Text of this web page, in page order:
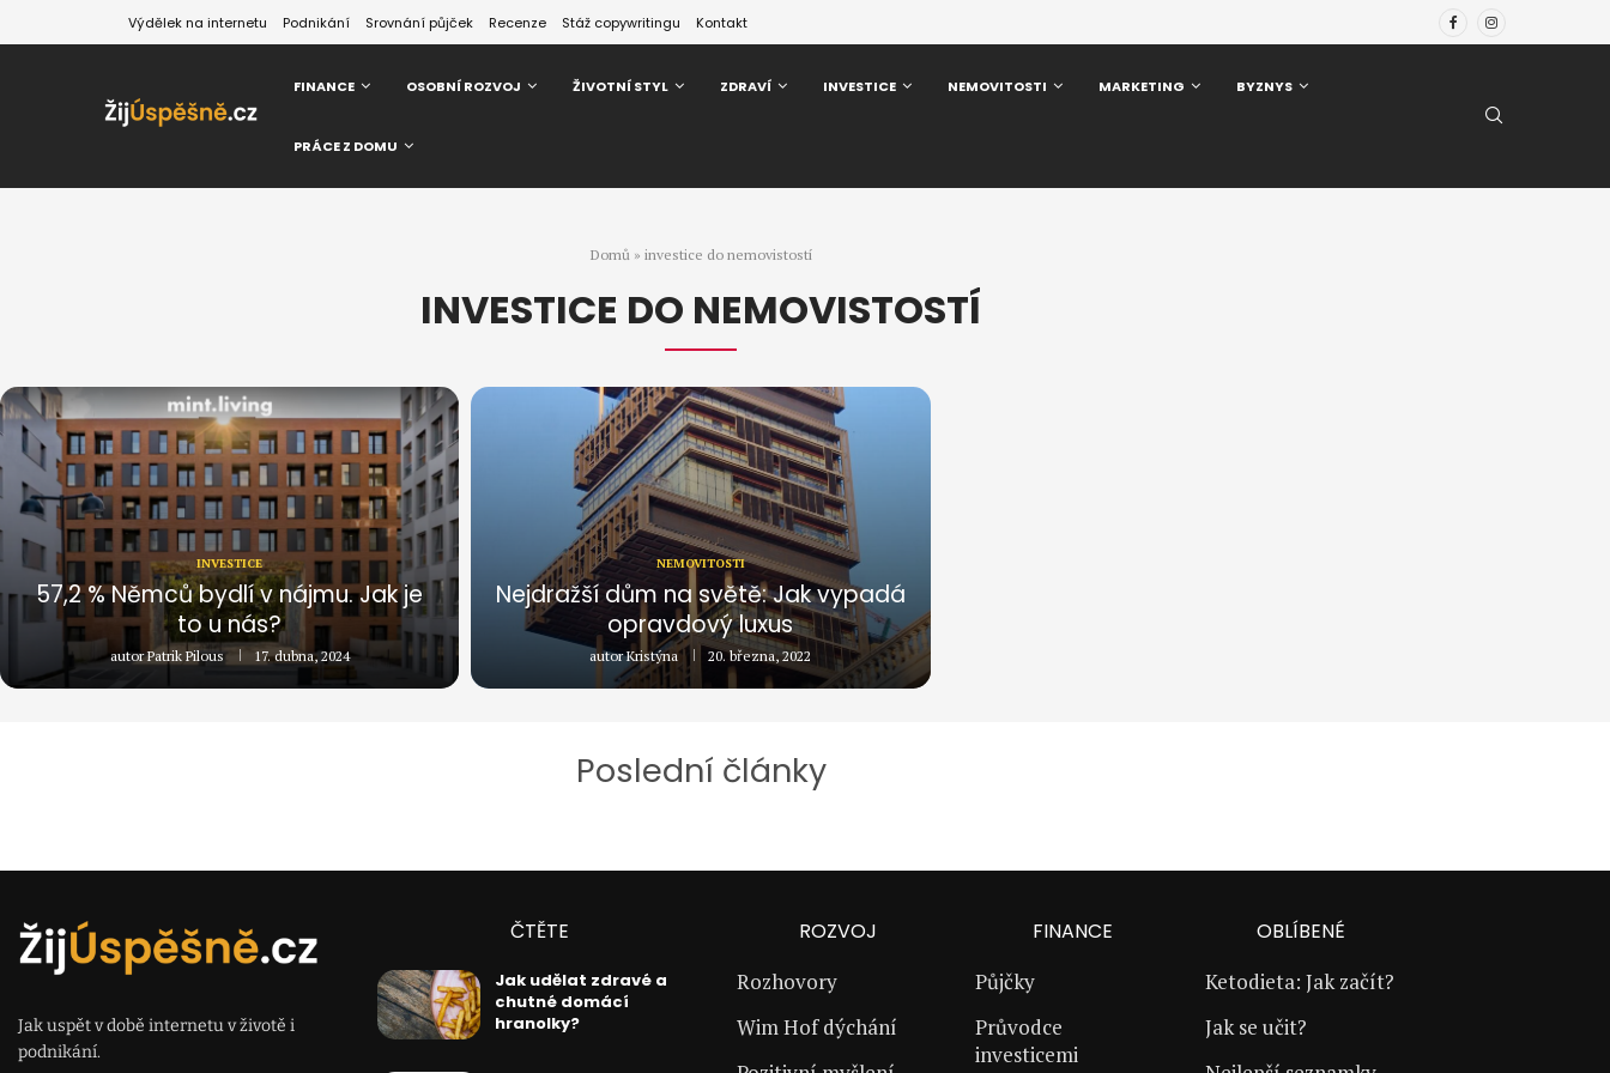
Výdělek na internetu Podnikání Srovnání půjček Recenze Stáž copywritingu Kontakt
FINANCE OSOBNÍ ROZVOJ ŽIVOTNÍ STYL ZDRAVÍ INVESTICE NEMOVITOSTI MARKETING BYZNYS
PRÁCE Z DOMU
Domů» investice do nemovistostí
INVESTICE DO NEMOVISTOSTÍ
INVESTICE
57,2 % Němců bydlí v nájmu. Jak je
to u nás?
autorPatrik Pilous 17. dubna, 2024
NEMOVITOSTI
Nejdražší dům na světě: Jak vypadá
opravdový luxus
autorKristýna 20. března, 2022
Poslední články
Jak uspět v době internetu v životě i
podnikání.
ČTĚTE
Jak udělat zdravé a
chutné domácí
hranolky?
ROZVOJ
Rozhovory
Wim Hof dýchání
FINANCE
Půjčky
Průvodce
investicemi
OBLÍBENÉ
Ketodieta: Jak začít?
Jak se učit?